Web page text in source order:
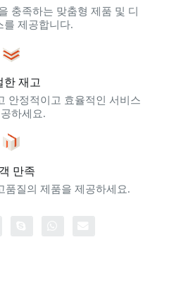
충족하는 맞춤형 제품 및 디
를 제공합니다.
한 재고
안정적이고 효율적인 서비스
하세요.
만족
품질의 제품을 제공하세요.